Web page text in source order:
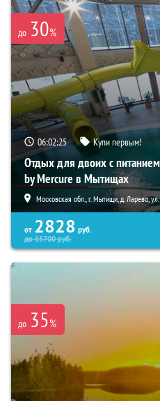
до 30%
06:02:23 Купи первым!
Отдых для двоих с
by Mercure в Мытищах
Московская обл., г. Мытищи, д. Ларево,
от 2828 руб.
до65700руб.
до 35%